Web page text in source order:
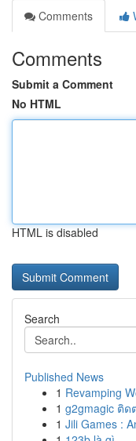
Comments
Comments
Submit a Comment
No HTML
HTML is disabled
Search
Published News
1 Revamping
1 g2gmagic ติด
1 Jili Games :